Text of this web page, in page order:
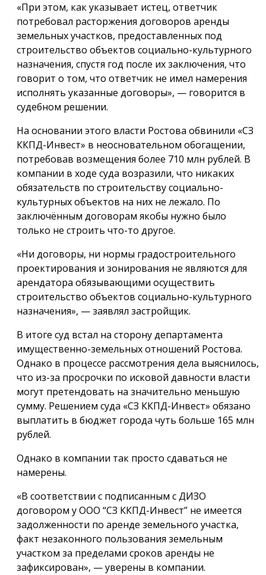
«При этом, как указывает истец, ответчик
потребовал расторжения договоров аренды
земельных участков, предоставленных под
строительство объектов социально-культурного
назначения, спустя год после их заключения, что
говорит о том, что ответчик не имел намерения
исполнять указанные договоры», — говорится в
судебном решении.
На основании этого власти Ростова обвинили «СЗ
ККПД-Инвест» в неосновательном обогащении,
потребовав возмещения более 710 млн рублей. В
компании в ходе суда возразили, что никаких
обязательств по строительству социально-
культурных объектов на них не лежало. По
заключённым договорам якобы нужно было
только не строить что-то другое.
«Ни договоры, ни нормы градостроительного
проектирования и зонирования не являются для
арендатора обязывающими осуществить
строительство объектов социально-культурного
назначения», — заявлял застройщик.
В итоге суд встал на сторону департамента
имущественно-земельных отношений Ростова.
Однако в процессе рассмотрения дела выяснилось,
что из-за просрочки по исковой давности власти
могут претендовать на значительно меньшую
сумму. Решением суда «СЗ ККПД-Инвест» обязано
выплатить в бюджет города чуть больше 165 млн
рублей.
Однако в компании так просто сдаваться не
намерены.
«В соответствии с подписанным с ДИЗО
договором у ООО “СЗ ККПД-Инвест” не имеется
задолженности по аренде земельного участка,
факт незаконного пользования земельным
участком за пределами сроков аренды не
зафиксирован», — уверены в компании.